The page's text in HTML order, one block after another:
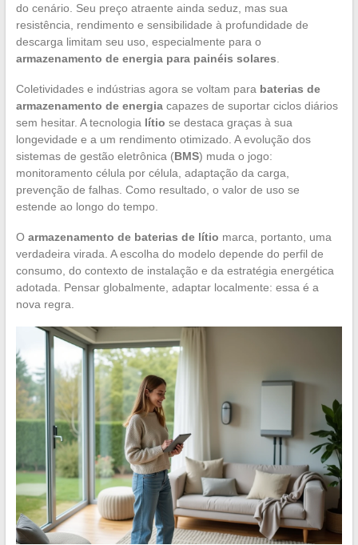
do cenário. Seu preço atraente ainda seduz, mas sua
resistência, rendimento e sensibilidade à profundidade de
descarga limitam seu uso, especialmente para o
armazenamento de energia para painéis solares
Coletividades e indústrias agora se voltam para baterias de
armazenamento de energiacapazes de suportar ciclos diários
sem hesitar. A tecnologia lítio se destaca graças à sua
longevidade e a um rendimento otimizado. A evolução dos
sistemas de gestão eletrônica (BMS) muda o jogo:
monitoramento célula por célula, adaptação da carga,
prevenção de falhas. Como resultado, o valor de uso se
estende ao longo do tempo.
O armazenamento de baterias de lítio marca, portanto, uma
verdadeira virada. A escolha do modelo depende do perfil de
consumo, do contexto de instalação e da estratégia energética
adotada. Pensar globalmente, adaptar localmente: essa é a
nova regra.